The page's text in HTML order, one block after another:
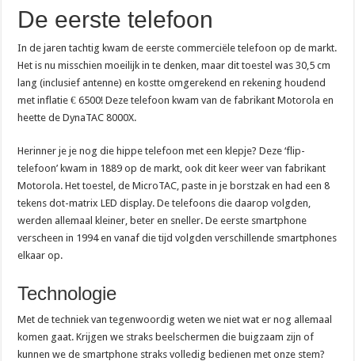
De eerste telefoon
In de jaren tachtig kwam de eerste commerciële telefoon op de markt.
Het is nu misschien moeilijk in te denken, maar dit toestel was 30,5 cm
lang (inclusief antenne) en kostte omgerekend en rekening houdend
met inflatie € 6500! Deze telefoon kwam van de fabrikant Motorola en
heette de DynaTAC 8000X.
Herinner je je nog die hippe telefoon met een klepje? Deze ‘flip-
telefoon’ kwam in 1889 op de markt, ook dit keer weer van fabrikant
Motorola. Het toestel, de MicroTAC, paste in je borstzak en had een 8
tekens dot-matrix LED display. De telefoons die daarop volgden,
werden allemaal kleiner, beter en sneller. De eerste smartphone
verscheen in 1994 en vanaf die tijd volgden verschillende smartphones
elkaar op.
Technologie
Met de techniek van tegenwoordig weten we niet wat er nog allemaal
komen gaat. Krijgen we straks beelschermen die buigzaam zijn of
kunnen we de smartphone straks volledig bedienen met onze stem?